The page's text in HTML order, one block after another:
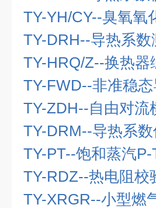
TY-YH/CY--臭氧氧
TY-DRH--导热系数
TY-HRQ/Z--换热器
TY-FWD--非准稳
TY-ZDH--自由对流
TY-DRM--导热系数
TY-PT--饱和蒸汽P-
TY-RDZ--热电阻校
TY-XRGR--小型燃